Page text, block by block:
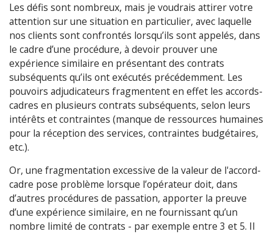
Les défis sont nombreux, mais je voudrais attirer votre
attention sur une situation en particulier, avec laquelle
nos clients sont confrontés lorsqu’ils sont appelés, dans
le cadre d’une procédure, à devoir prouver une
expérience similaire en présentant des contrats
subséquents qu’ils ont exécutés précédemment. Les
pouvoirs adjudicateurs fragmentent en effet les accords-
cadres en plusieurs contrats subséquents, selon leurs
intérêts et contraintes (manque de ressources humaines
pour la réception des services, contraintes budgétaires,
etc.).
Or, une fragmentation excessive de la valeur de l'accord-
cadre pose problème lorsque l’opérateur doit, dans
d’autres procédures de passation, apporter la preuve
d’une expérience similaire, en ne fournissant qu’un
nombre limité de contrats - par exemple entre 3 et 5. Il